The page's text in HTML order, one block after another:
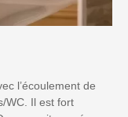
l’écoulement de
WC. Il est fort